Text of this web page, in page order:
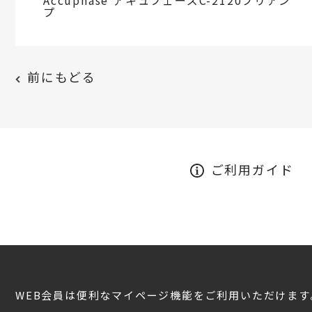
プ
前にもどる
ご利用ガイド
WEB会員は便利なマイページ機能をご利用いただけま